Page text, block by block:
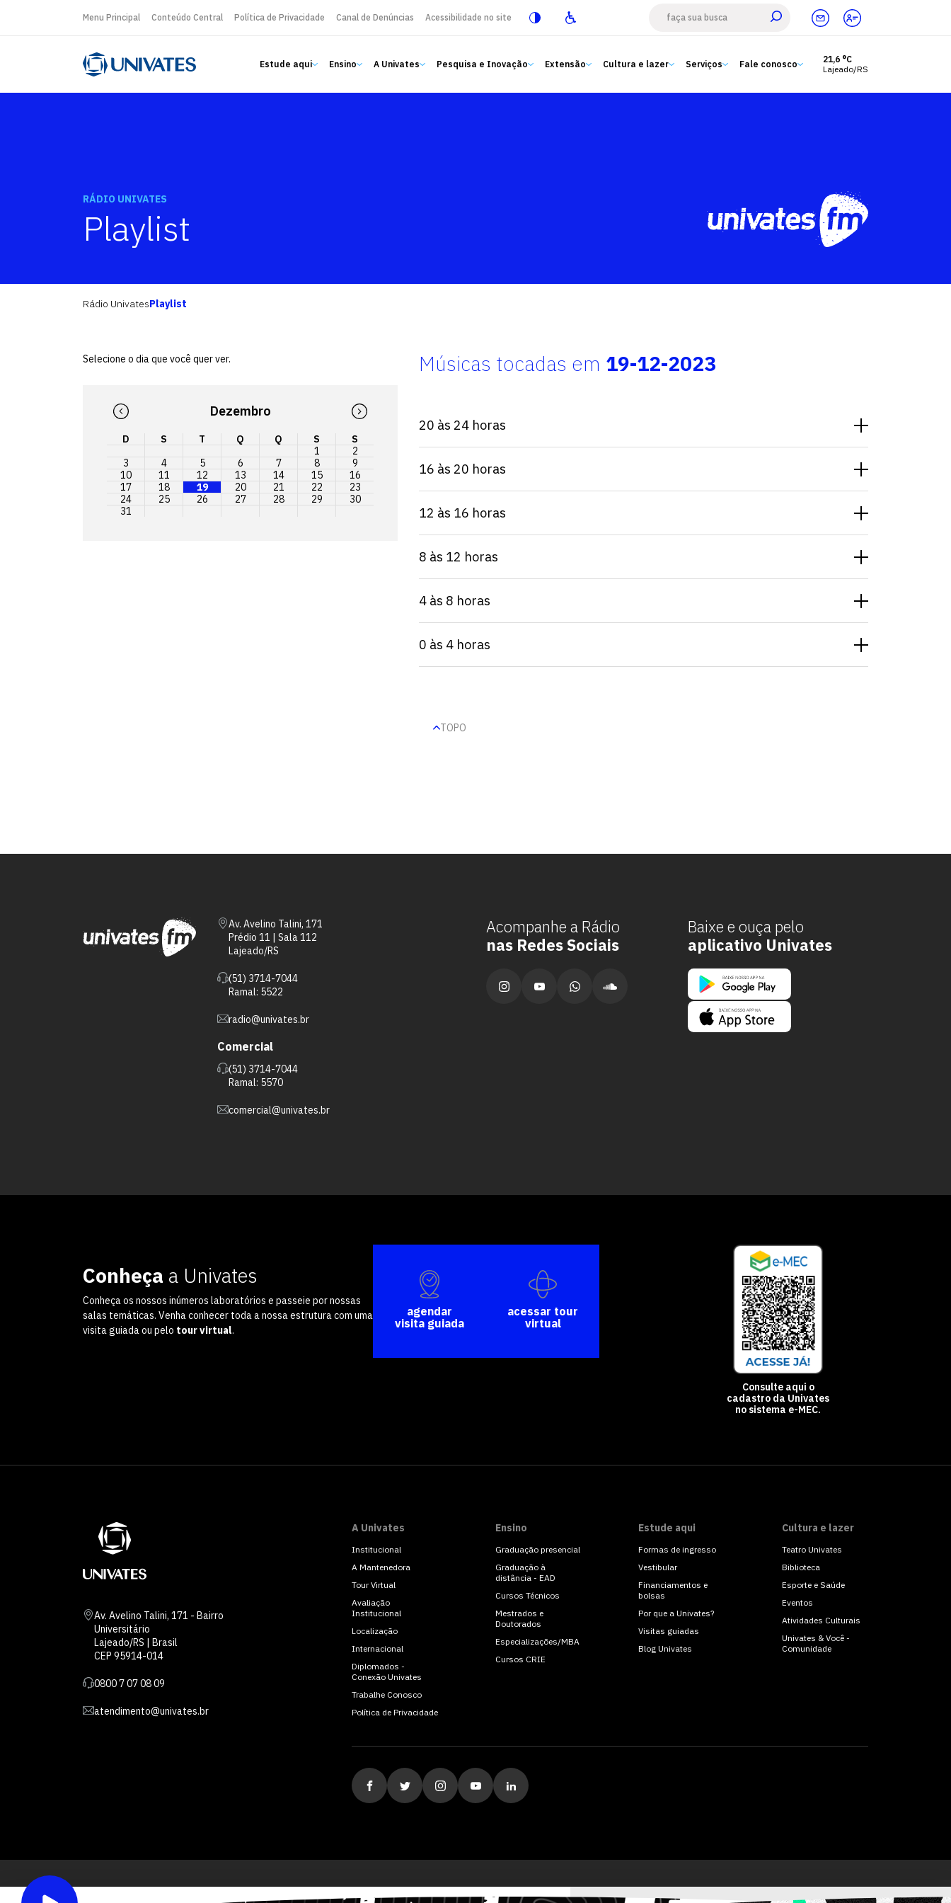
Menu Principal Conteúdo Central Política de Privacidade Canal de Denúncias Acessibilidade no site
Estude aqui Ensino A Univates Pesquisa e Inovação Extensão Cultura e lazer Serviços Fale conosco
21,6 °C
Lajeado/RS
Estude aqui
Extensão
RÁDIO UNIVATES
Playlist
Rádio UnivatesPlaylist
Selecione o dia que você quer ver.
Dezembro
D S T Q Q S
S
1
2
3
4 5 6 7 8
9
10
11 12 13 14 15
16
17
18 19 20 21 22
23
24
25 26 27 28 29
30
31
Músicas tocadas em 19-12-2023
20 às 24 horas
16 às 20 horas
12 às 16 horas
8 às 12 horas
4 às 8 horas
0 às 4 horas
TOPO
Av. Avelino Talini, 171
Prédio 11 | Sala 112
Lajeado/RS
(51) 3714-7044
Ramal: 5522
radio@univates.br
Comercial
(51) 3714-7044
Ramal: 5570
comercial@univates.br
Acompanhe a Rádio
nas Redes Sociais
Baixe e ouça pelo
aplicativo Univates
Conheça a Univates
Conheça os nossos inúmeros laboratórios e passeie por nossas
salas temáticas. Venha conhecer toda a nossa estrutura com uma
visita guiada ou pelo tour virtual.
agendar
visita guiada
acessar tour
virtual
Consulte aqui o
cadastro da Univates
no sistema e-MEC.
Av. Avelino Talini, 171 - Bairro
Universitário
Lajeado/RS | Brasil
CEP 95914-014
0800 7 07 08 09
atendimento@univates.br
A Univates
Institucional
A Mantenedora
Tour Virtual
Avaliação
Institucional
Localização
Internacional
Diplomados -
Conexão Univates
Trabalhe Conosco
Política de Privacidade
Ensino
Graduação presencial
Graduação à
distância - EAD
Cursos Técnicos
Mestrados e
Doutorados
Especializações/MBA
Cursos CRIE
Estude aqui
Formas de ingresso
Vestibular
Financiamentos e
bolsas
Por que a Univates?
Visitas guiadas
Blog Univates
Cultura e lazer
Teatro Univates
Biblioteca
Esporte e Saúde
Eventos
Atividades Culturais
Univates & Você -
Comunidade